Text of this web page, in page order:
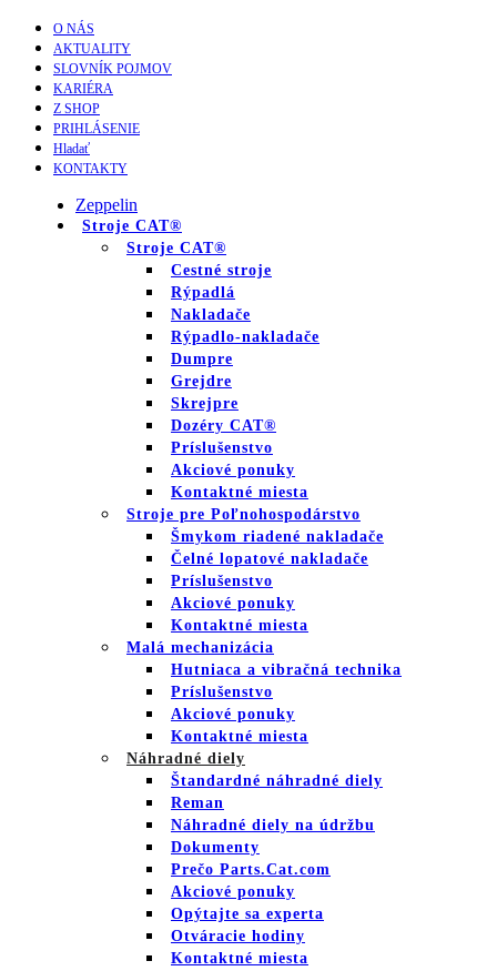
O NÁS
AKTUALITY
SLOVNÍK POJMOV
KARIÉRA
Z SHOP
PRIHLÁSENIE
Hladať
KONTAKTY
Zeppelin
Stroje CAT®
Stroje CAT®
Cestné stroje
Rýpadlá
Nakladače
Rýpadlo-nakladače
Dumpre
Grejdre
Skrejpre
Dozéry CAT®
Príslušenstvo
Akciové ponuky
Kontaktné miesta
Stroje pre Poľnohospodárstvo
Šmykom riadené nakladače
Čelné lopatové nakladače
Príslušenstvo
Akciové ponuky
Kontaktné miesta
Malá mechanizácia
Hutniaca a vibračná technika
Príslušenstvo
Akciové ponuky
Kontaktné miesta
Náhradné diely
Štandardné náhradné diely
Reman
Náhradné diely na údržbu
Dokumenty
Prečo Parts.Cat.com
Akciové ponuky
Opýtajte sa experta
Otváracie hodiny
Kontaktné miesta